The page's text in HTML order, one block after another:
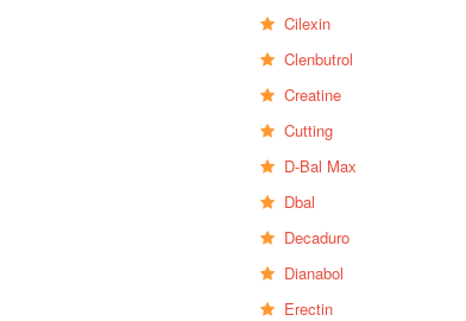
Cilexin
Clenbutrol
Creatine
Cutting
D-Bal Max
Dbal
Decaduro
Dianabol
Erectin